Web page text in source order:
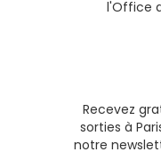
l'Office
Recevez
sorties à
notre